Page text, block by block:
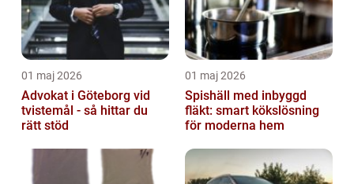
01 maj 2026
Advokat i Göteborg vid
tvistemål - så hittar du
rätt stöd
01 maj 2026
Spishäll med inbyggd
fläkt: smart kökslösning
för moderna hem